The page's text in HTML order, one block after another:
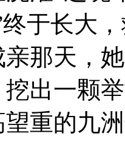
于长大
那天，
出一颗
重的九